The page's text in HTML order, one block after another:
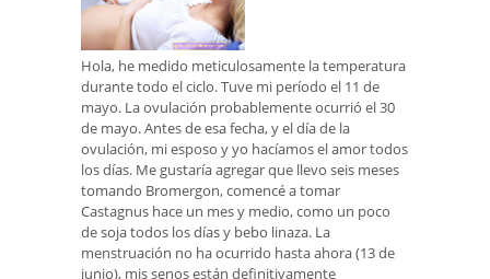
Hola, he medido meticulosamente la temperatura
durante todo el ciclo. Tuve mi período el 11 de
mayo. La ovulación probablemente ocurrió el 30
de mayo. Antes de esa fecha, y el día de la
ovulación, mi esposo y yo hacíamos el amor todos
los días. Me gustaría agregar que llevo seis meses
tomando Bromergon, comencé a tomar
Castagnus hace un mes y medio, como un poco
de soja todos los días y bebo linaza. La
menstruación no ha ocurrido hasta ahora (13 de
junio), mis senos están definitivamente